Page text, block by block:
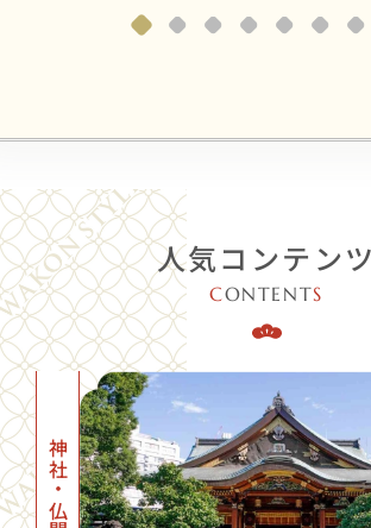
人気コンテンツ
CONTENTS